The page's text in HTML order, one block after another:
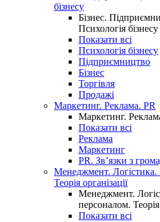
бізнесу
Бізнес.
Психологія бізнесу
Показати всі
Психологія бізнесу
Підприємництво
Бізнес
Торгівля
Продажі
Маркетинг. Реклама. PR
Маркетинг.
Показати всі
Реклама
Маркетинг
PR. Зв’язки з
Менеджмент.
Теорія організації
Менеджмент.
персоналом. Теорія
Показати всі